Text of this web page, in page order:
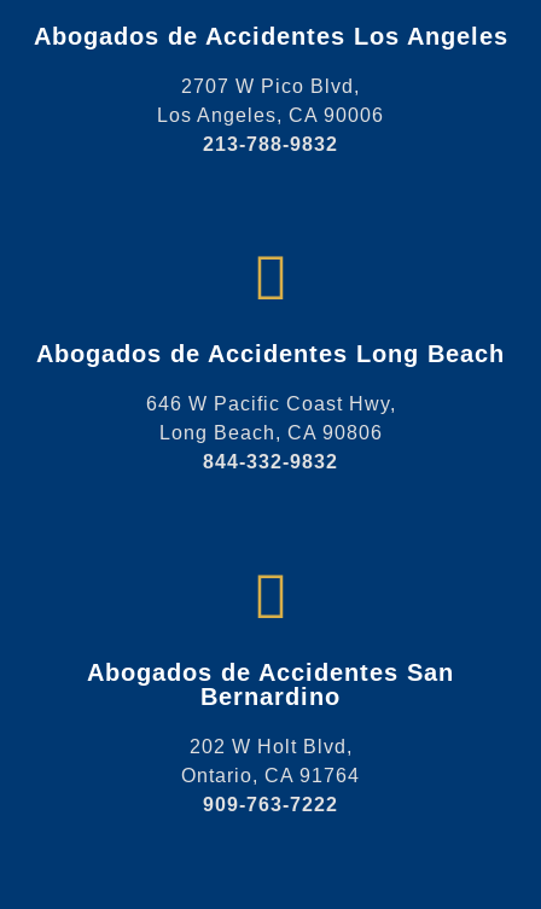
Abogados de Accidentes Los Angeles
2707 W Pico Blvd,
Los Angeles, CA 90006
213-788-9832
Abogados de Accidentes Long Beach
646 W Pacific Coast Hwy,
Long Beach, CA 90806
844-332-9832
Abogados de Accidentes San
Bernardino
202 W Holt Blvd,
Ontario, CA 91764
909-763-7222